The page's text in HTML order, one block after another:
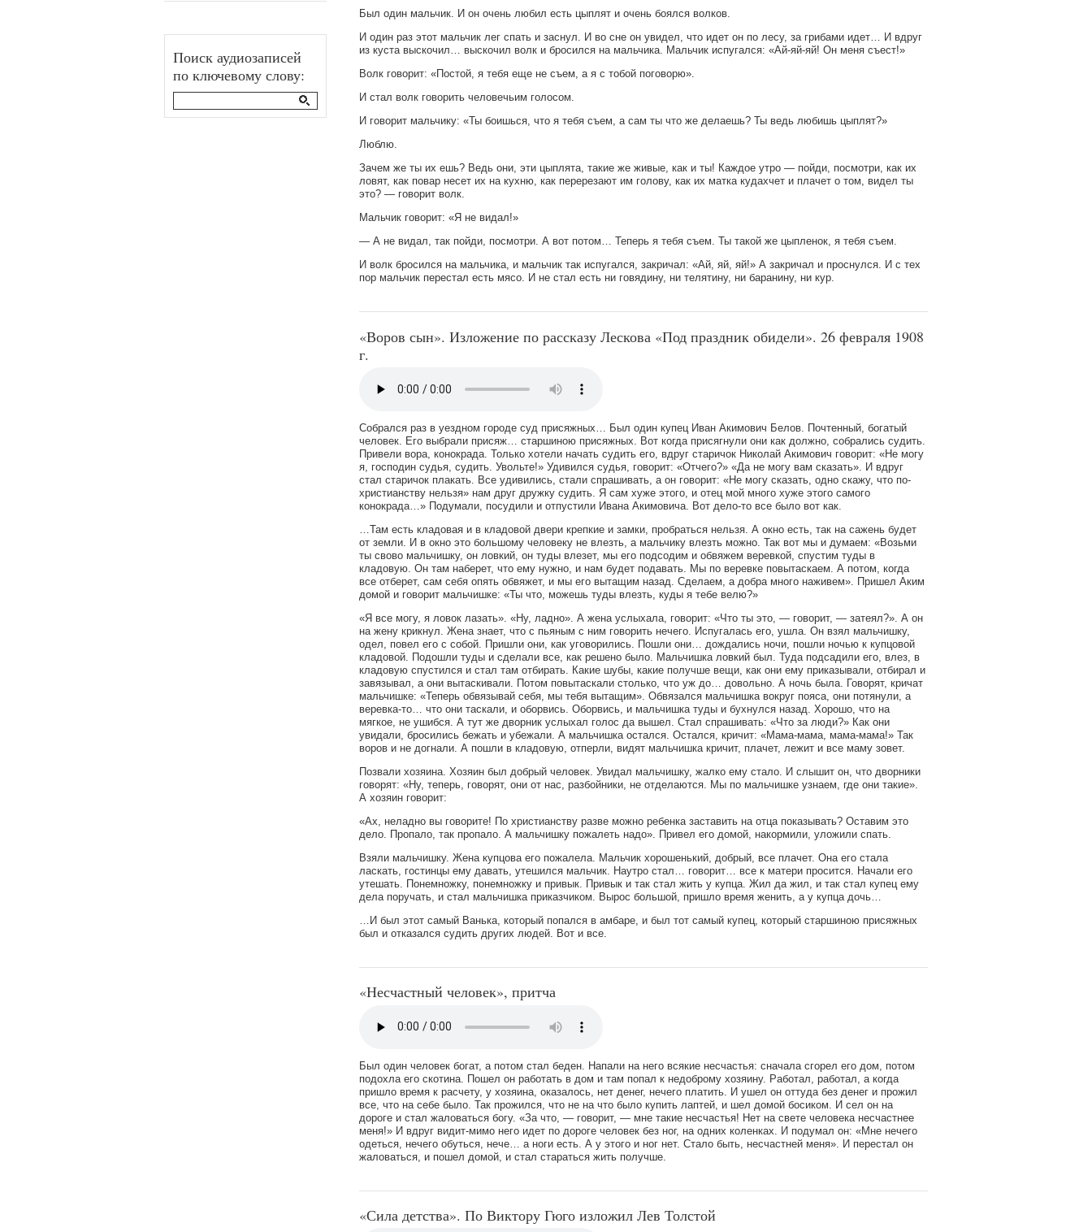
Поиск аудиозаписей
по ключевому слову:
Был один мальчик. И он очень любил есть цыплят и очень боялся волков.
И один раз этот мальчик лег спать и заснул. И во сне он увидел, что идет он по лесу, за грибами идет… И вдруг
из куста выскочил… выскочил волк и бросился на мальчика. Мальчик испугался: «Ай-яй-яй! Он меня съест!»
Волк говорит: «Постой, я тебя еще не съем, а я с тобой поговорю».
И стал волк говорить человечьим голосом.
И говорит мальчику: «Ты боишься, что я тебя съем, а сам ты что же делаешь? Ты ведь любишь цыплят?»
Люблю.
Зачем же ты их ешь? Ведь они, эти цыплята, такие же живые, как и ты! Каждое утро — пойди, посмотри, как их
ловят, как повар несет их на кухню, как перерезают им голову, как их матка кудахчет и плачет о том, видел ты
это? — говорит волк.
Мальчик говорит: «Я не видал!»
— А не видал, так пойди, посмотри. А вот потом… Теперь я тебя съем. Ты такой же цыпленок, я тебя съем.
И волк бросился на мальчика, и мальчик так испугался, закричал: «Ай, яй, яй!» А закричал и проснулся. И с тех
пор мальчик перестал есть мясо. И не стал есть ни говядину, ни телятину, ни баранину, ни кур.
«Воров сын». Изложение по рассказу Лескова «Под праздник обидели». 26 февраля 1908
г.
Собрался раз в уездном городе суд присяжных… Был один купец Иван Акимович Белов. Почтенный, богатый
человек. Его выбрали присяж… старшиною присяжных. Вот когда присягнули они как должно, собрались судить.
Привели вора, конокрада. Только хотели начать судить его, вдруг старичок Николай Акимович говорит: «Не могу
я, господин судья, судить. Увольте!» Удивился судья, говорит: «Отчего?» «Да не могу вам сказать». И вдруг
стал старичок плакать. Все удивились, стали спрашивать, а он говорит: «Не могу сказать, одно скажу, что по-
христианству нельзя» нам друг дружку судить. Я сам хуже этого, и отец мой много хуже этого самого
конокрада…» Подумали, посудили и отпустили Ивана Акимовича. Вот дело-то все было вот как.
…Там есть кладовая и в кладовой двери крепкие и замки, пробраться нельзя. А окно есть, так на сажень будет
от земли. И в окно это большому человеку не влезть, а мальчику влезть можно. Так вот мы и думаем: «Возьми
ты свово мальчишку, он ловкий, он туды влезет, мы его подсодим и обвяжем веревкой, спустим туды в
кладовую. Он там наберет, что ему нужно, и нам будет подавать. Мы по веревке повытаскаем. А потом, когда
все отберет, сам себя опять обвяжет, и мы его вытащим назад. Сделаем, а добра много наживем». Пришел Аким
домой и говорит мальчишке: «Ты что, можешь туды влезть, куды я тебе велю?»
«Я все могу, я ловок лазать». «Ну, ладно». А жена услыхала, говорит: «Что ты это, — говорит, — затеял?». А он
на жену крикнул. Жена знает, что с пьяным с ним говорить нечего. Испугалась его, ушла. Он взял мальчишку,
одел, повел его с собой. Пришли они, как уговорились. Пошли они… дождались ночи, пошли ночью к купцовой
кладовой. Подошли туды и сделали все, как решено было. Мальчишка ловкий был. Туда подсадили его, влез, в
кладовую спустился и стал там отбирать. Какие шубы, какие получше вещи, как они ему приказывали, отбирал и
завязывал, а они вытаскивали. Потом повытаскали столько, что уж до… довольно. А ночь была. Говорят, кричат
мальчишке: «Теперь обвязывай себя, мы тебя вытащим». Обвязался мальчишка вокруг пояса, они потянули, а
веревка-то… что они таскали, и оборвись. Оборвись, и мальчишка туды и бухнулся назад. Хорошо, что на
мягкое, не ушибся. А тут же дворник услыхал голос да вышел. Стал спрашивать: «Что за люди?» Как они
увидали, бросились бежать и убежали. А мальчишка остался. Остался, кричит: «Мама-мама, мама-мама!» Так
воров и не догнали. А пошли в кладовую, отперли, видят мальчишка кричит, плачет, лежит и все маму зовет.
Позвали хозяина. Хозяин был добрый человек. Увидал мальчишку, жалко ему стало. И слышит он, что дворники
говорят: «Ну, теперь, говорят, они от нас, разбойники, не отделаются. Мы по мальчишке узнаем, где они такие».
А хозяин говорит:
«Ах, неладно вы говорите! По христианству разве можно ребенка заставить на отца показывать? Оставим это
дело. Пропало, так пропало. А мальчишку пожалеть надо». Привел его домой, накормили, уложили спать.
Взяли мальчишку. Жена купцова его пожалела. Мальчик хорошенький, добрый, все плачет. Она его стала
ласкать, гостинцы ему давать, утешился мальчик. Наутро стал… говорит… все к матери просится. Начали его
утешать. Понемножку, понемножку и привык. Привык и так стал жить у купца. Жил да жил, и так стал купец ему
дела поручать, и стал мальчишка приказчиком. Вырос большой, пришло время женить, а у купца дочь…
…И был этот самый Ванька, который попался в амбаре, и был тот самый купец, который старшиною присяжных
был и отказался судить других людей. Вот и все.
«Несчастный человек», притча
Был один человек богат, а потом стал беден. Напали на него всякие несчастья: сначала сгорел его дом, потом
подохла его скотина. Пошел он работать в дом и там попал к недоброму хозяину. Работал, работал, а когда
пришло время к расчету, у хозяина, оказалось, нет денег, нечего платить. И ушел он оттуда без денег и прожил
все, что на себе было. Так прожился, что не на что было купить лаптей, и шел домой босиком. И сел он на
дороге и стал жаловаться богу. «За что, — говорит, — мне такие несчастья! Нет на свете человека несчастнее
меня!» И вдруг видит-мимо него идет по дороге человек без ног, на одних коленках. И подумал он: «Мне нечего
одеться, нечего обуться, нече… а ноги есть. А у этого и ног нет. Стало быть, несчастней меня». И перестал он
жаловаться, и пошел домой, и стал стараться жить получше.
«Сила детства». По Виктору Гюго изложил Лев Толстой